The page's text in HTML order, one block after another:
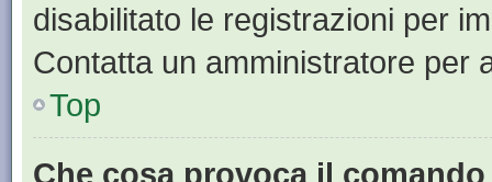
disabilitato le registrazioni per
Contatta un amministratore per
Top
Che cosa provoca il